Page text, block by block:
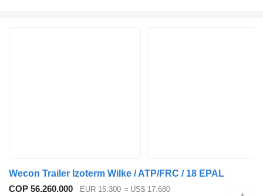
Wecon Trailer Izoterm Wilke / ATP/FRC / 18 EPAL
COP 56.260.000
EUR 15.300 ≈ US$ 17.680